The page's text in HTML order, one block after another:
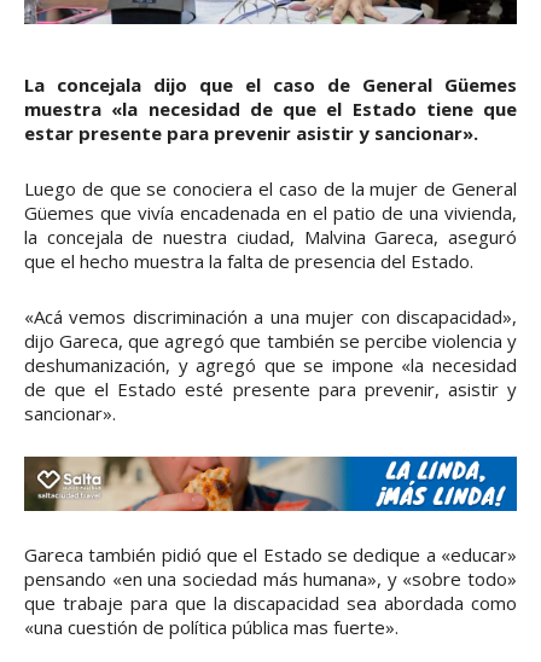
La concejala dijo que el caso de General Güemes
muestra «la necesidad de que el Estado tiene que
estar presente para prevenir asistir y sancionar».
Luego de que se conociera el caso de la mujer de General
Güemes que vivía encadenada en el patio de una vivienda,
la concejala de nuestra ciudad, Malvina Gareca, aseguró
que el hecho muestra la falta de presencia del Estado.
«Acá vemos discriminación a una mujer con discapacidad»,
dijo Gareca, que agregó que también se percibe violencia y
deshumanización, y agregó que se impone «la necesidad
de que el Estado esté presente para prevenir, asistir y
sancionar».
Gareca también pidió que el Estado se dedique a «educar»
pensando «en una sociedad más humana», y «sobre todo»
que trabaje para que la discapacidad sea abordada como
«una cuestión de política pública mas fuerte».